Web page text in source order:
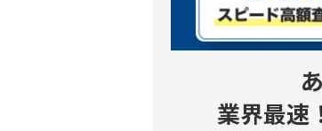
業界最速